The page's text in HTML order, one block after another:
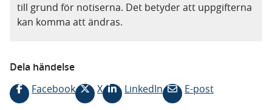
till grund för notiserna. Det betyder att uppgifterna
kan komma att ändras.
Dela händelse
Facebook
X LinkedIn E-post